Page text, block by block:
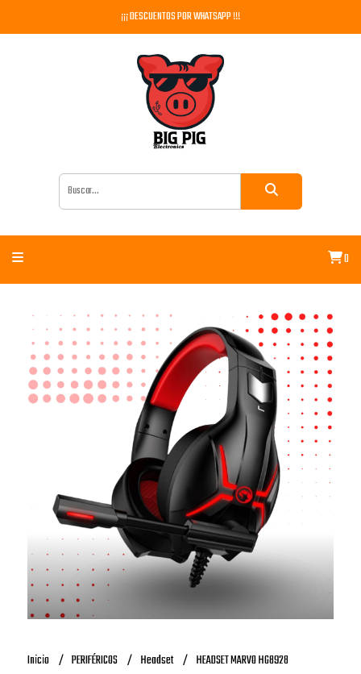
¡¡¡ DESCUENTOS POR WHATSAPP !!!
0
Inicio PERIFÉRICOS Headset HEADSET MARVO HG8928